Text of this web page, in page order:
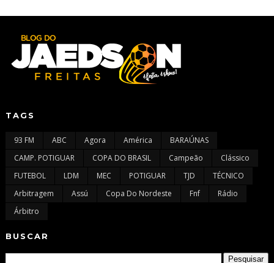
TAGS
93 FM ABC Agora América
BARAÚNAS
CAMP. POTIGUAR
COPA DO BRASIL Campeão
Clássico
FUTEBOL
LDM MEC POTIGUAR TJD
TÉCNICO
Arbitragem
Assú Copa Do Nordeste Fnf
Rádio
Árbitro
BUSCAR